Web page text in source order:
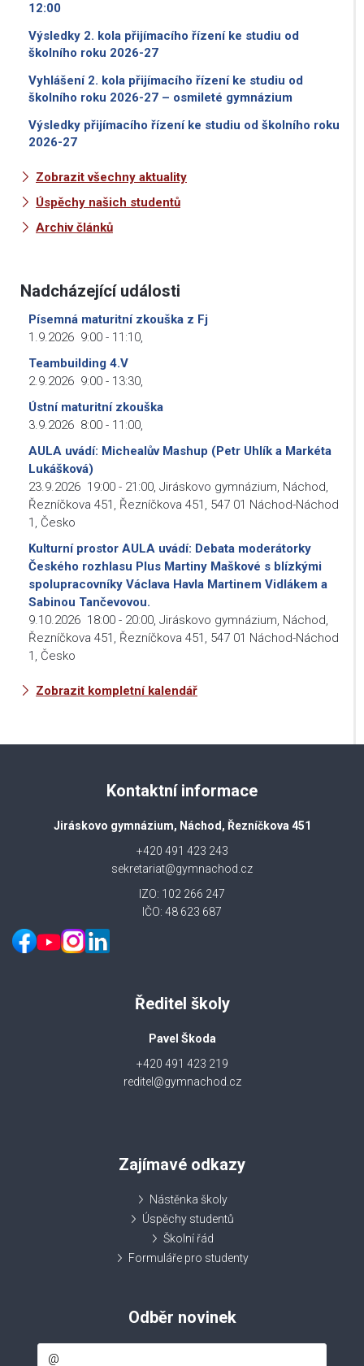
12:00
Výsledky 2. kola přijímacího řízení ke studiu od
školního roku 2026-27
Vyhlášení 2. kola přijímacího řízení ke studiu od
školního roku 2026-27 – osmileté gymnázium
Výsledky přijímacího řízení ke studiu od školního roku
2026-27
Zobrazit všechny aktuality
Úspěchy našich studentů
Archiv článků
Nadcházející události
Písemná maturitní zkouška z Fj
1.9.2026 9:00 - 11:10,
Teambuilding 4.V
2.9.2026 9:00 - 13:30,
Ústní maturitní zkouška
3.9.2026 8:00 - 11:00,
AULA uvádí: Michealův Mashup (Petr Uhlík a Markéta
Lukášková)
23.9.2026 19:00 - 21:00, Jiráskovo gymnázium, Náchod,
Řezníčkova 451, Řezníčkova 451, 547 01 Náchod-Náchod
1, Česko
Kulturní prostor AULA uvádí: Debata moderátorky
Českého rozhlasu Plus Martiny Maškové s blízkými
spolupracovníky Václava Havla Martinem Vidlákem a
Sabinou Tančevovou.
9.10.2026 18:00 - 20:00, Jiráskovo gymnázium, Náchod,
Řezníčkova 451, Řezníčkova 451, 547 01 Náchod-Náchod
1, Česko
Zobrazit kompletní kalendář
Kontaktní informace
Jiráskovo gymnázium, Náchod, Řezníčkova 451
+420 491 423 243
sekretariat@gymnachod.cz
IZO: 102 266 247
IČO: 48 623 687
Ředitel školy
Pavel Škoda
+420 491 423 219
reditel@gymnachod.cz
Zajímavé odkazy
Nástěnka školy
Úspěchy studentů
Školní řád
Formuláře pro studenty
Odběr novinek